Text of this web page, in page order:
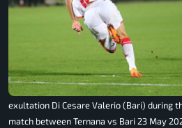
exultation Di Cesare Valerio (Bari) during
match between Ternana vs Bari 23 May